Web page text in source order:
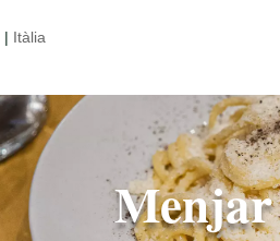
| Itàlia
Menjar